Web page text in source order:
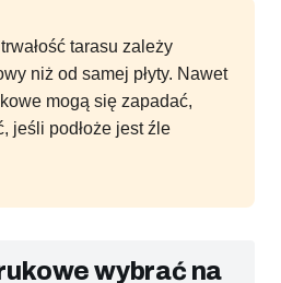
trwałość tarasu zależy
niż od samej płyty. Nawet
mogą się zapadać,
jeśli podłoże jest źle
wybrać na